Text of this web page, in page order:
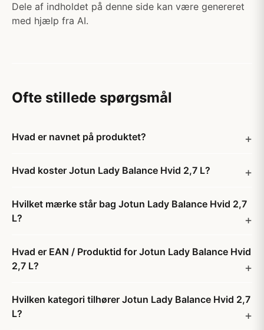
Dele af indholdet på denne side kan være genereret
med hjælp fra AI.
Ofte stillede spørgsmål
Hvad er navnet på produktet?
Hvad koster Jotun Lady Balance Hvid 2,7 L?
Hvilket mærke står bag Jotun Lady Balance Hvid 2,7
L?
Hvad er EAN / Produktid for Jotun Lady Balance Hvid
2,7 L?
Hvilken kategori tilhører Jotun Lady Balance Hvid 2,7
L?